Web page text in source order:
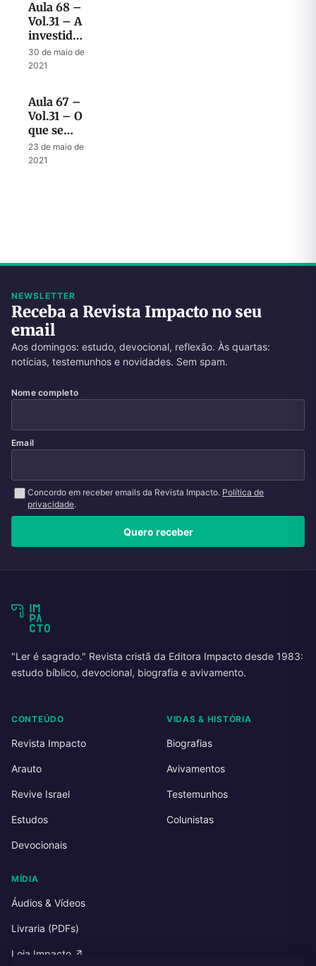
Aula 68 –
Vol.31 – A
investida
final do
anticristo
30 de maio de
2021
Aula 67 –
Vol.31 – O
que se
espera
dos
23 de maio de
2021
NEWSLETTER
Receba a Revista Impacto no seu
email
Aos domingos: estudo, devocional, reflexão. Às quartas:
notícias, testemunhos e novidades. Sem spam.
Nome completo
Email
Concordo em receber emails da Revista Impacto. Política de
privacidade.
Quero receber
"Ler é sagrado." Revista cristã da Editora Impacto desde 1983:
estudo bíblico, devocional, biografia e avivamento.
CONTEÚDO
Revista Impacto
Arauto
Revive Israel
Estudos
Devocionais
VIDAS & HISTÓRIA
Biografias
Avivamentos
Testemunhos
Colunistas
MÍDIA
Áudios & Vídeos
Livraria (PDFs)
Loja Impacto ↗